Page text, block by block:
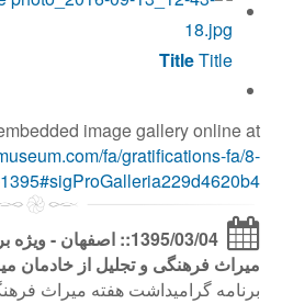
TitleTitle
image gallery online at:
fa/gratifications-fa/8-
1395/03/04:: اصفهان -
میراث فرهنگی و تجلیل از خادمان
برنامه گرامیداشت هفته میراث